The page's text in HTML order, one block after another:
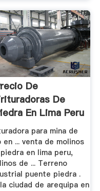
De
De
En Lima Peru
para mina de
en ... venta de molinos
en lima peru,
de ... Terreno
puente piedra .
ciudad de arequipa en